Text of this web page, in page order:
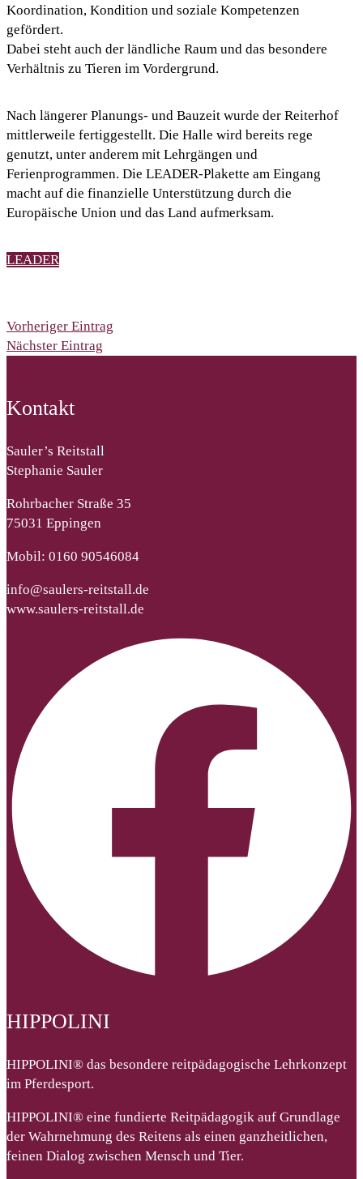
Koordination, Kondition und soziale Kompetenzen
gefördert.
Dabei steht auch der ländliche Raum und das besondere
Verhältnis zu Tieren im Vordergrund.
Nach längerer Planungs- und Bauzeit wurde der Reiterhof
mittlerweile fertiggestellt. Die Halle wird bereits rege
genutzt, unter anderem mit Lehrgängen und
Ferienprogrammen. Die LEADER-Plakette am Eingang
macht auf die finanzielle Unterstützung durch die
Europäische Union und das Land aufmerksam.
LEADER
Vorheriger Eintrag
Nächster Eintrag
Kontakt
Sauler’s Reitstall
Stephanie Sauler
Rohrbacher Straße 35
75031 Eppingen
Mobil: 0160 90546084
info@saulers-reitstall.de
www.saulers-reitstall.de
HIPPOLINI
HIPPOLINI® das besondere reitpädagogische Lehrkonzept
im Pferdesport.
HIPPOLINI® eine fundierte Reitpädagogik auf Grundlage
der Wahrnehmung des Reitens als einen ganzheitlichen,
feinen Dialog zwischen Mensch und Tier.